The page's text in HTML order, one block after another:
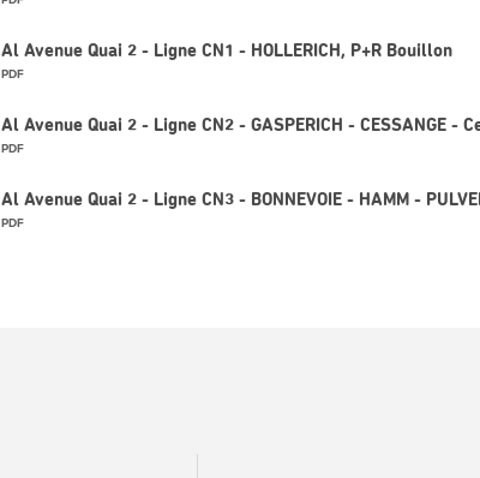
Al Avenue Quai 2 - Ligne CN1 - HOLLERICH, P+R Bouillon
PDF
Al Avenue Quai 2 - Ligne CN2 - GASPERICH - CESSANGE -
PDF
Al Avenue Quai 2 - Ligne CN3 - BONNEVOIE - HAMM -
PDF